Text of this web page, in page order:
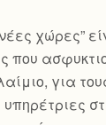
χώρες”
που
για